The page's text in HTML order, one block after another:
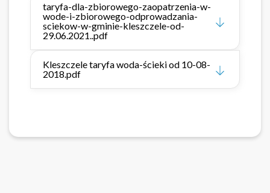
taryfa-dla-zbiorowego-zaopatrzenia-w-
wode-i-zbiorowego-odprowadzania-
sciekow-w-gminie-kleszczele-od-
29.06.2021..pdf
Kleszczele taryfa woda-ścieki od 10-08-
2018.pdf